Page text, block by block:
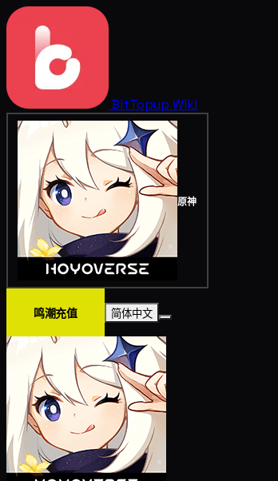
BitTopup Wiki
原神
鸣潮充值 简体中文